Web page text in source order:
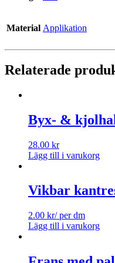
Material Applikation
Relaterade
Byx- &
28.00 kr
Lägg till i varukorg
Vikbar
2.00 kr/ per dm
Lägg till i varukorg